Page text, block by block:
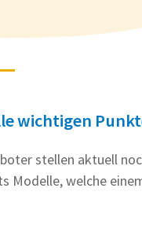
wichtigen
stellen aktuell
Modelle, welche